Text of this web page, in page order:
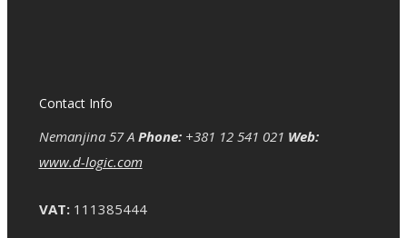
Contact Info
Nemanjina 57 A Phone:+381 12 541 021 Web:
www.d-logic.com
VAT:111385444